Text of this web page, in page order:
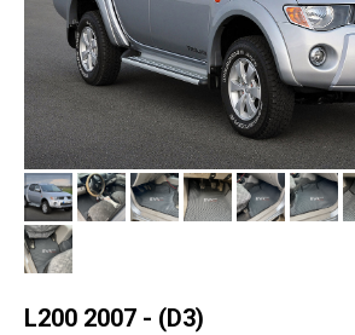
L200 2007 - (D3)